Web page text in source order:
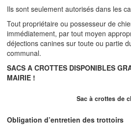
Ils sont seulement autorisés dans les
Tout propriétaire ou possesseur de
immédiatement, par tout moyen
déjections canines sur toute ou partie
communal.
SACS A CROTTES DISPONIBLES
MAIRIE !
Sac à crottes de
Obligation d’entretien des trottoirs